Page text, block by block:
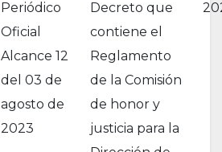
Periódico
Oficial
Alcance 12
del 03 de
agosto de
2023
Decreto que
contiene el
Reglamento
de la Comisión
de honor y
justicia para la